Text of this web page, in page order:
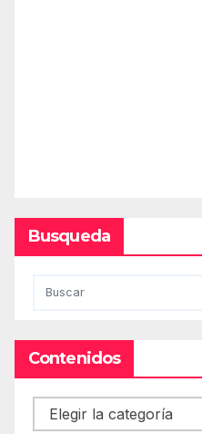
Busqueda
Contenidos
Contenidos